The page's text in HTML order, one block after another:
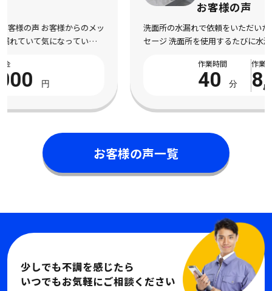
洗面所の水漏れで依頼をいただいたお客様の声 お客様からのメッ
セージ 洗面所を使用するたびに水漏れしてしまい、不安になって
お客様の声一覧
少しでも不調を感じたら
いつでもお気軽にご相談ください